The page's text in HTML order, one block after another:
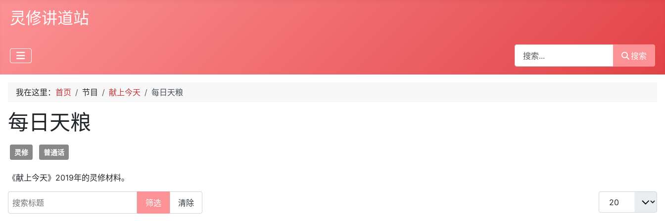
灵修讲道站
搜索
搜索
我在这里： 首页 节目 献上今天 每日天粮
每日天粮
灵修 普通话
《献上今天》2019年的灵修材料。
搜索标题
筛选 清除
每页显示条数